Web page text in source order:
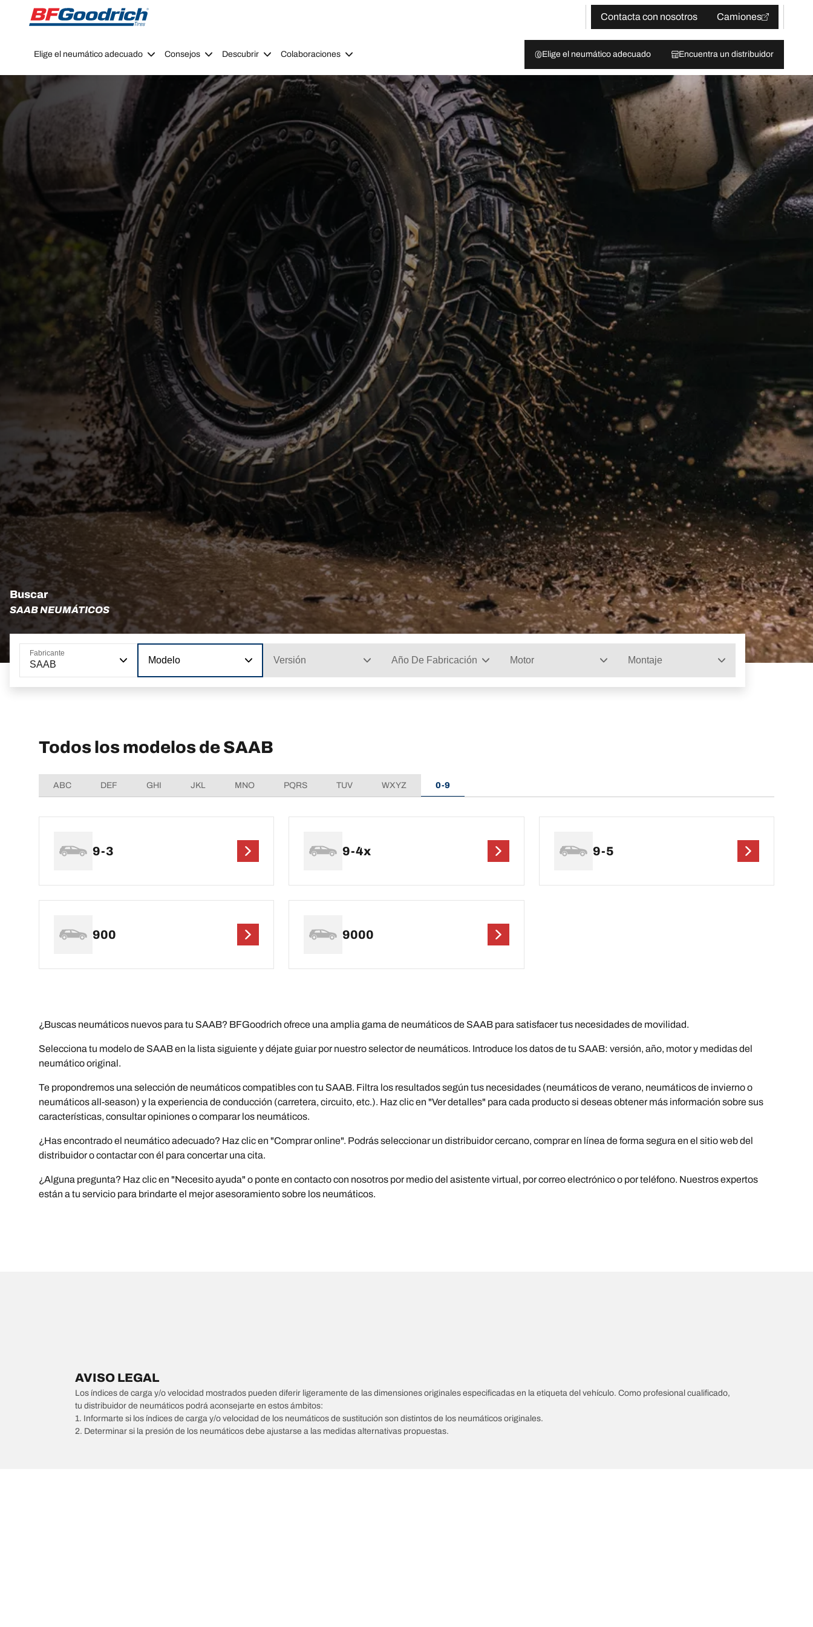
Go to page content
Go to page navigation
Contacta con nosotros
Camiones
Elige el neumático adecuado Consejos Descubrir Colaboraciones Elige el neumático adecuado Encuentra un distribuidor
Buscar
SAAB NEUMÁTICOS
Fabricante
SAAB Modelo Versión Año De Fabricación Motor Montaje
Todos los modelos de SAAB
ABC DEF GHI JKL MNO PQRS TUV WXYZ 0-9
9-3 9-4x 9-5
900 9000
¿Buscas neumáticos nuevos para tu SAAB? BFGoodrich ofrece una amplia gama de neumáticos de SAAB para satisfacer tus necesidades de movilidad.
Selecciona tu modelo de SAAB en la lista siguiente y déjate guiar por nuestro selector de neumáticos. Introduce los datos de tu SAAB: versión, año, motor y medidas del
neumático original.
Te propondremos una selección de neumáticos compatibles con tu SAAB. Filtra los resultados según tus necesidades (neumáticos de verano, neumáticos de invierno o
neumáticos all-season) y la experiencia de conducción (carretera, circuito, etc.). Haz clic en "Ver detalles" para cada producto si deseas obtener más información sobre sus
características, consultar opiniones o comparar los neumáticos.
¿Has encontrado el neumático adecuado? Haz clic en "Comprar online". Podrás seleccionar un distribuidor cercano, comprar en línea de forma segura en el sitio web del
distribuidor o contactar con él para concertar una cita.
¿Alguna pregunta? Haz clic en "Necesito ayuda" o ponte en contacto con nosotros por medio del asistente virtual, por correo electrónico o por teléfono. Nuestros expertos
están a tu servicio para brindarte el mejor asesoramiento sobre los neumáticos.
AVISO LEGAL
Los índices de carga y/o velocidad mostrados pueden diferir ligeramente de las dimensiones originales especificadas en la etiqueta del vehículo. Como profesional cualificado,
tu distribuidor de neumáticos podrá aconsejarte en estos ámbitos:
1. Informarte si los índices de carga y/o velocidad de los neumáticos de sustitución son distintos de los neumáticos originales.
2. Determinar si la presión de los neumáticos debe ajustarse a las medidas alternativas propuestas.